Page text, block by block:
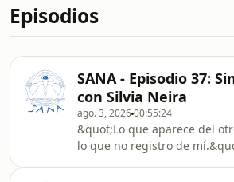
Episodios
SANA - Episodio 37:
con Silvia Neira
ago. 3, 202600:55:24
&quot;Lo que aparece del
lo que no registro de